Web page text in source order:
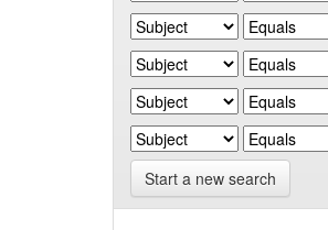
Start a new search